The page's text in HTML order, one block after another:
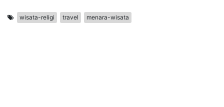
wisata-religi travel menara-wisata